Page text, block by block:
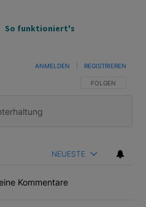
So funktioniert's
FOLGE DIESER
FOLGEN
ANMELDEN REGISTRIEREN
NEUESTE
Kommentare